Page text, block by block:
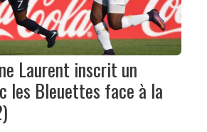
Laurent inscrit un
les Bleuettes face à la